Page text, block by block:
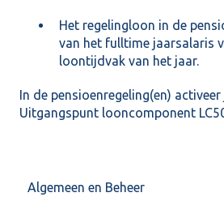
Het regelingloon in de
van het fulltime jaarsalaris
loontijdvak van het jaar.
In de pensioenregeling(en)
Uitgangspunt looncomponent
Algemeen en Beheer